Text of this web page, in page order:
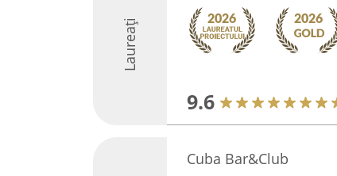
Laureați
9.6
Cuba Bar&Club